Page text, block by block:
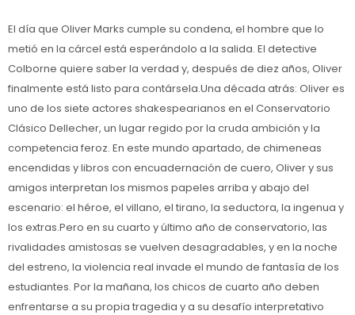
El día que Oliver Marks cumple su condena, el hombre que lo
metió en la cárcel está esperándolo a la salida. El detective
Colborne quiere saber la verdad y, después de diez años, Oliver
finalmente está listo para contársela.Una década atrás: Oliver es
uno de los siete actores shakespearianos en el Conservatorio
Clásico Dellecher, un lugar regido por la cruda ambición y la
competencia feroz. En este mundo apartado, de chimeneas
encendidas y libros con encuadernación de cuero, Oliver y sus
amigos interpretan los mismos papeles arriba y abajo del
escenario: el héroe, el villano, el tirano, la seductora, la ingenua y
los extras.Pero en su cuarto y último año de conservatorio, las
rivalidades amistosas se vuelven desagradables, y en la noche
del estreno, la violencia real invade el mundo de fantasía de los
estudiantes. Por la mañana, los chicos de cuarto año deben
enfrentarse a su propia tragedia y a su desafío interpretativo